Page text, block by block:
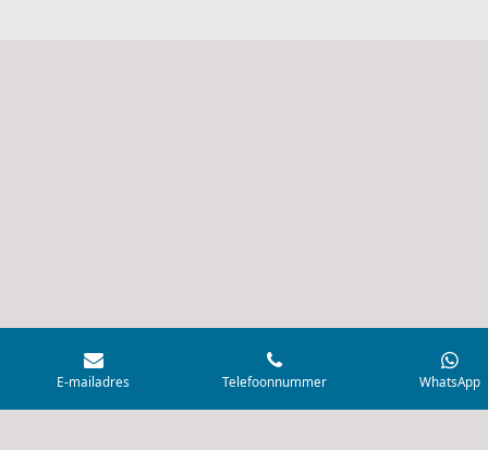
E-mailadres Telefoonnummer WhatsApp